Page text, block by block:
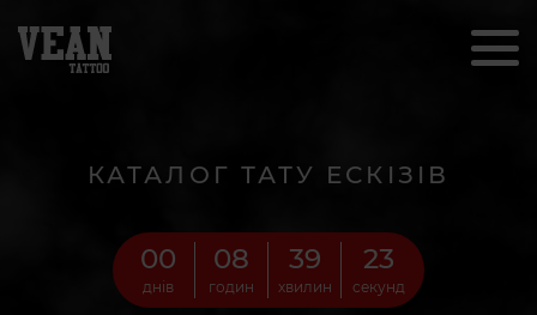
КАТАЛОГ ТАТУ ЕСКІЗІВ
00
днів
08
годин
39
хвилин
21
секунд